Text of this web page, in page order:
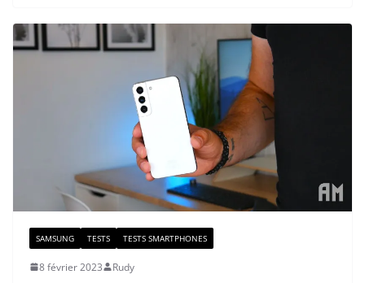
SAMSUNG TESTS TESTS SMARTPHONES
8 février 2023 Rudy